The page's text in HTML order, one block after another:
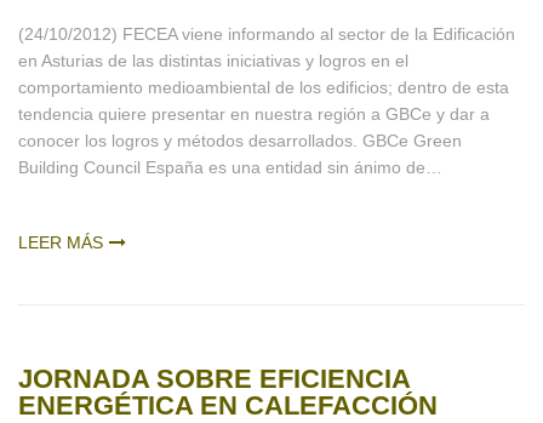
(24/10/2012) FECEA viene informando al sector de la Edificación
en Asturias de las distintas iniciativas y logros en el
comportamiento medioambiental de los edificios; dentro de esta
tendencia quiere presentar en nuestra región a GBCe y dar a
conocer los logros y métodos desarrollados. GBCe Green
Building Council España es una entidad sin ánimo de…
LEER MÁS
JORNADA SOBRE EFICIENCIA
ENERGÉTICA EN CALEFACCIÓN